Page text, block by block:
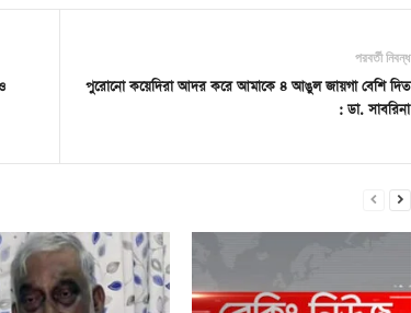
পরবর্তী নিবন্ধ
পুরোনো কয়েদিরা আদর করে আমাকে ৪ আঙুল জায়গা বেশি দিত
: ডা. সাবরিনা